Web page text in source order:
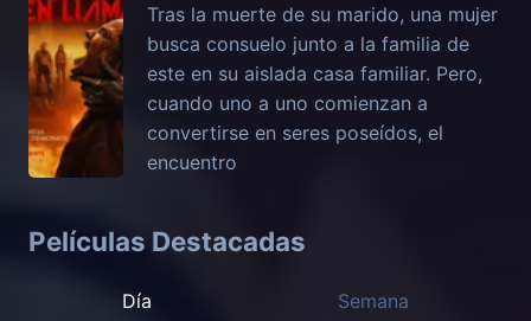
Tras la muerte de su marido, una mujer
busca consuelo junto a la familia de
este en su aislada casa familiar. Pero,
cuando uno a uno comienzan a
convertirse en seres poseídos, el
encuentro
Películas Destacadas
Día Semana